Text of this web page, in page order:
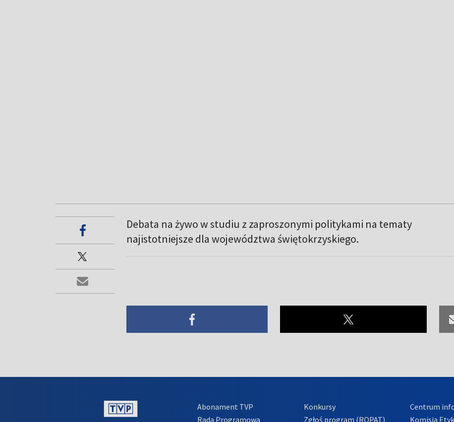
Debata na żywo w studiu z zaproszonymi politykami na tematy
najistotniejsze dla województwa świętokrzyskiego.
Abonament TVP
Rada Programowa
Konkursy
Zgłoś program (ROPAT)
Centrum
Komisja